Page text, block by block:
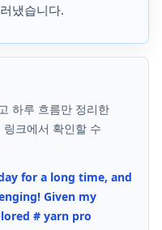
냈습니다.
하루 흐름만 정리한
크에서 확인할 수
for a long time, and
Given my
# yarn pro